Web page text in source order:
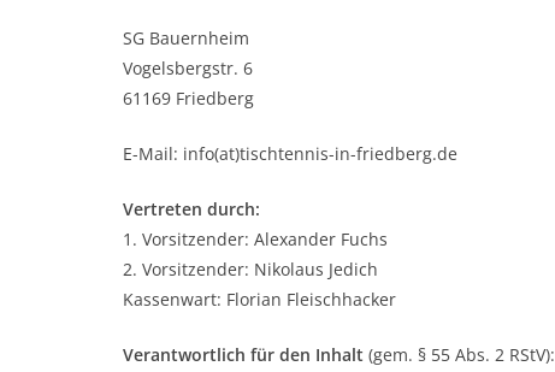
SG Bauernheim
Vogelsbergstr. 6
61169 Friedberg
E-Mail: info(at)tischtennis-in-friedberg.de
Vertreten durch:
1. Vorsitzender: Alexander Fuchs
2. Vorsitzender: Nikolaus Jedich
Kassenwart: Florian Fleischhacker
Verantwortlich für den Inhalt (gem. § 55 Abs. 2 RStV):